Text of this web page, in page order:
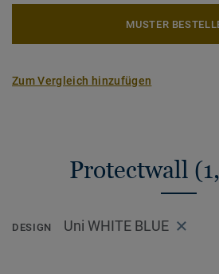
MUSTER
Zum Vergleich hinzufügen
Protectwall
DESIGN Uni WHITE BLUE